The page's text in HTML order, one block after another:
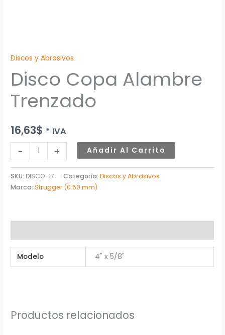
Discos y Abrasivos
Disco Copa Alambre
Trenzado
16,63$ * IVA
- + Añadir Al Carrito
SKU: DISCO-17 Categoría:Discos y Abrasivos
Marca:Strugger (0.50 mm)
Modelo 4" x 5/8"
Productos relacionados